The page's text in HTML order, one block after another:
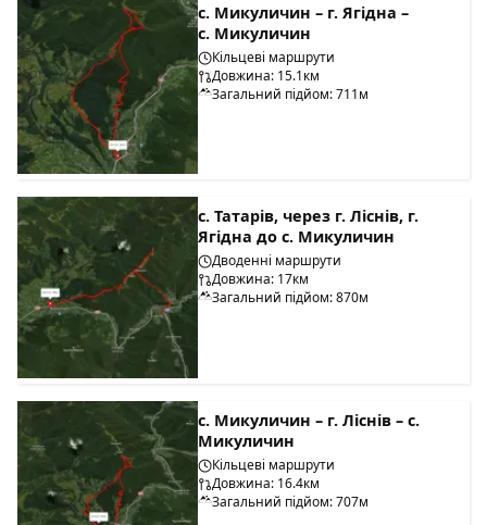
с. Микуличин – г. Ягідна –
с. Микуличин
Кільцеві маршрути
Довжина: 15.1км
Загальний підйом: 711м
с. Татарів, через г. Ліснів, г.
Ягідна до с. Микуличин
Дводенні маршрути
Довжина: 17км
Загальний підйом: 870м
с. Микуличин – г. Ліснів – с.
Микуличин
Кільцеві маршрути
Довжина: 16.4км
Загальний підйом: 707м